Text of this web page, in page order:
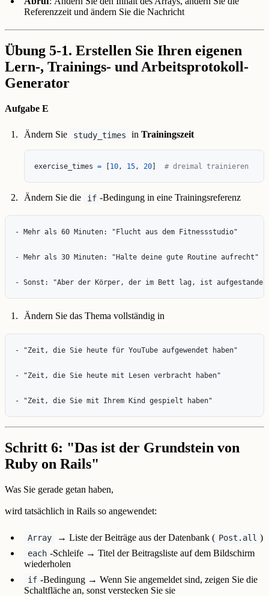
Referenzzeit und ändern Sie die Nachricht
Übung 5-1. Erstellen Sie Ihren eigenen
Lern-, Trainings- und Arbeitsprotokoll-
Generator
Aufgabe E
Ändern Sie study_times inTrainingszeit
exercise_times = 10, 15, 20 # dreimal trainieren
Ändern Sie die if -Bedingung in eine Trainingsreferenz
- Mehr als 60 Minuten: "Flucht aus dem Fitnessstudio"
- Mehr als 30 Minuten: "Halte deine gute Routine aufrecht"
Ändern Sie das Thema vollständig in
- "Zeit, die Sie heute für YouTube aufgewendet haben"
- "Zeit, die Sie heute mit Lesen verbracht haben"
Schritt 6: "Das ist der Grundstein von
Ruby on Rails"
Was Sie gerade getan haben,
wird tatsächlich in Rails so angewendet:
Array → Liste der Beiträge aus der Datenbank ( Post.all )
each -Schleife → Titel der Beitragsliste auf dem Bildschirm
wiederholen
if -Bedingung → Wenn Sie angemeldet sind, zeigen Sie die
Schaltfläche an, sonst verstecken Sie sie